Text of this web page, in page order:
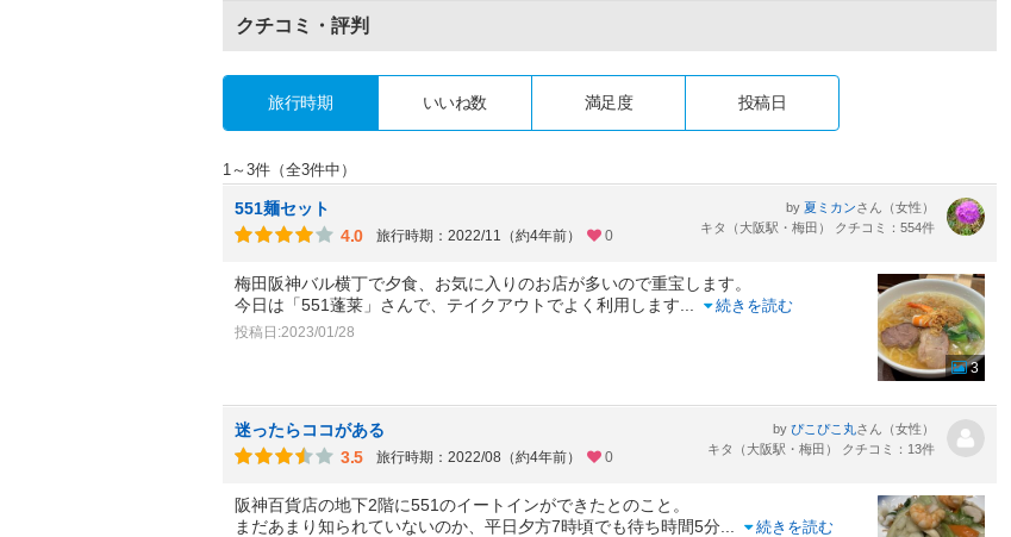
クチコミ・評判
旅行時期 いいね数 満足度 投稿日
1～3件（全3件中）
551麺セット
4.0
旅行時期：2022/11（約4年前） 0
by 夏ミカンさん（女性）
キタ（大阪駅・梅田） クチコミ：554件
梅田阪神バル横丁で夕食、お気に入りのお店が多いので重宝します。
今日は「551蓬莱」さんで、テイクアウトでよく利用します
続きを読む
投稿日:2023/01/28
3
迷ったらココがある
3.5
旅行時期：2022/08（約4年前） 0
by ぴこぴこ丸さん（女性）
キタ（大阪駅・梅田） クチコミ：13件
阪神百貨店の地下2階に551のイートインができたとのこと。
まだあまり知られていないのか、平日夕方7時頃でも待ち時間5分
続きを読む